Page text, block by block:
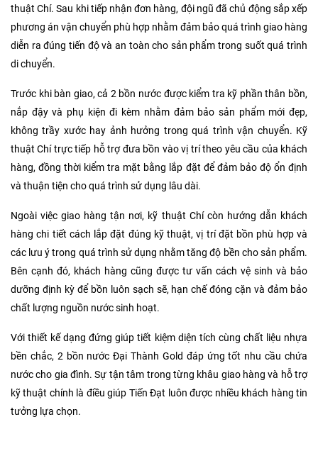
thuật Chí. Sau khi tiếp nhận đơn hàng, đội ngũ đã chủ động sắp xếp
phương án vận chuyển phù hợp nhằm đảm bảo quá trình giao hàng
diễn ra đúng tiến độ và an toàn cho sản phẩm trong suốt quá trình
di chuyển.
Trước khi bàn giao, cả 2 bồn nước được kiểm tra kỹ phần thân bồn,
nắp đậy và phụ kiện đi kèm nhằm đảm bảo sản phẩm mới đẹp,
không trầy xước hay ảnh hưởng trong quá trình vận chuyển. Kỹ
thuật Chí trực tiếp hỗ trợ đưa bồn vào vị trí theo yêu cầu của khách
hàng, đồng thời kiểm tra mặt bằng lắp đặt để đảm bảo độ ổn định
và thuận tiện cho quá trình sử dụng lâu dài.
Ngoài việc giao hàng tận nơi, kỹ thuật Chí còn hướng dẫn khách
hàng chi tiết cách lắp đặt đúng kỹ thuật, vị trí đặt bồn phù hợp và
các lưu ý trong quá trình sử dụng nhằm tăng độ bền cho sản phẩm.
Bên cạnh đó, khách hàng cũng được tư vấn cách vệ sinh và bảo
dưỡng định kỳ để bồn luôn sạch sẽ, hạn chế đóng cặn và đảm bảo
chất lượng nguồn nước sinh hoạt.
Với thiết kế dạng đứng giúp tiết kiệm diện tích cùng chất liệu nhựa
bền chắc, 2 bồn nước Đại Thành Gold đáp ứng tốt nhu cầu chứa
nước cho gia đình. Sự tận tâm trong từng khâu giao hàng và hỗ trợ
kỹ thuật chính là điều giúp Tiến Đạt luôn được nhiều khách hàng tin
tưởng lựa chọn.